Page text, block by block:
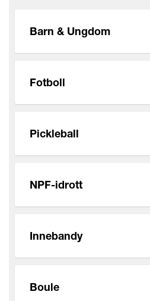
Barn & Ungdom
Fotboll
Pickleball
NPF-idrott
Innebandy
Boule